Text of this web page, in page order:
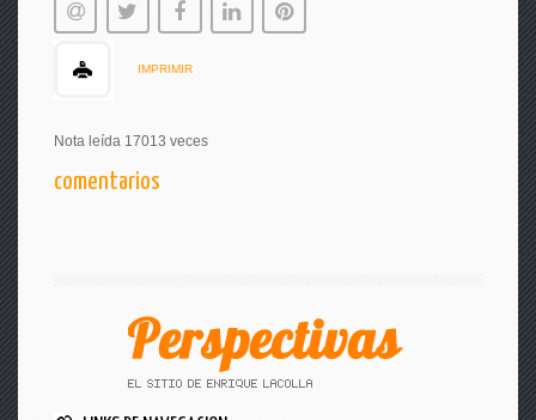
IMPRIMIR
Nota leída 17013 veces
comentarios